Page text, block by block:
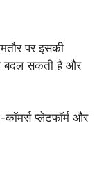
पर इसकी
बदल सकती है और
प्लेटफॉर्म और